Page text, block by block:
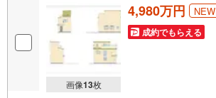
画像13枚
4,980万円 NEW
成約でもらえる